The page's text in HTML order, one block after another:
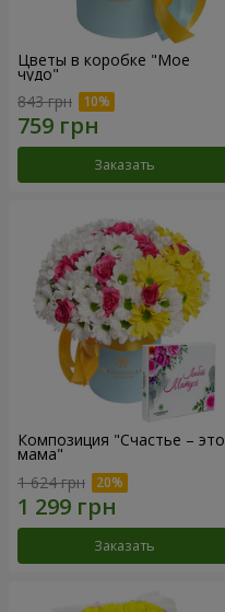
Цветы в коробке "Мое
чудо"
843 грн
Заказать
Композиция "Счастье – это
мама"
1 624 грн
Заказать